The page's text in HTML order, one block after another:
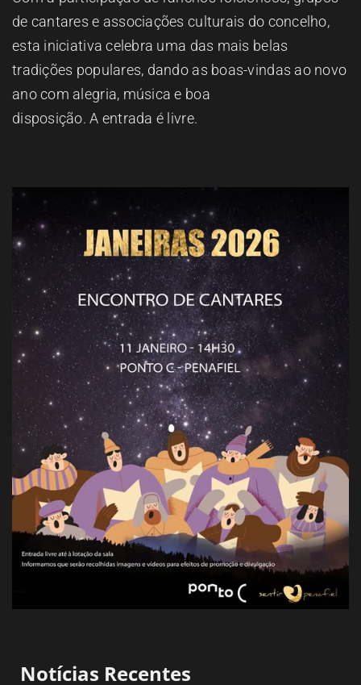
de cantares e associações culturais do concelho,
esta iniciativa celebra uma das mais belas
tradições populares, dando as boas-vindas ao novo
ano com alegria, música e boa
disposição. A entrada é livre.
Notícias Recentes